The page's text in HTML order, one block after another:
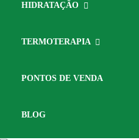
HIDRATAÇÃO
TERMOTERAPIA
PONTOS DE VENDA
BLOG